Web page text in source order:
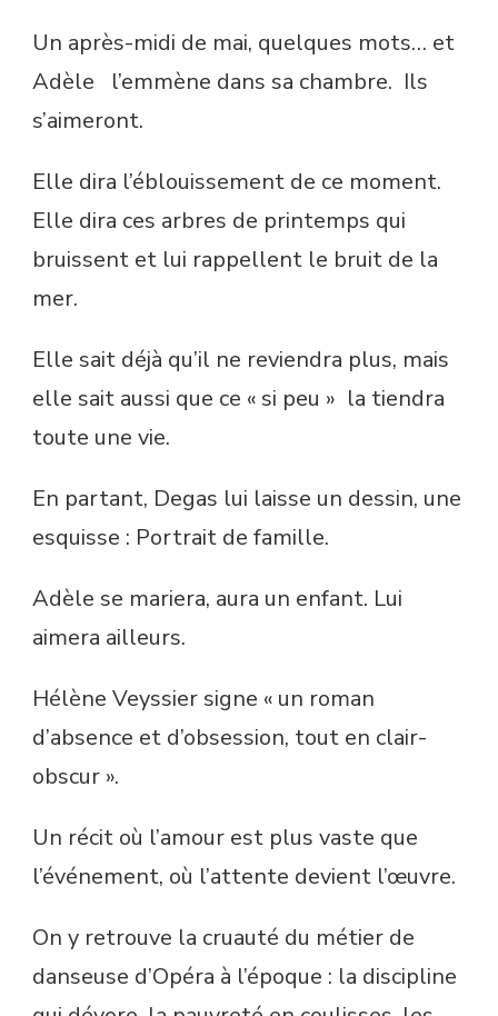
Un après-midi de mai, quelques mots… et
Adèle l’emmène dans sa chambre. Ils
s’aimeront.
Elle dira l’éblouissement de ce moment.
Elle dira ces arbres de printemps qui
bruissent et lui rappellent le bruit de la
mer.
Elle sait déjà qu’il ne reviendra plus, mais
elle sait aussi que ce « si peu » la tiendra
toute une vie.
En partant, Degas lui laisse un dessin, une
esquisse : Portrait de famille.
Adèle se mariera, aura un enfant. Lui
aimera ailleurs.
Hélène Veyssier signe « un roman
d’absence et d’obsession, tout en clair-
obscur ».
Un récit où l’amour est plus vaste que
l’événement, où l’attente devient l’œuvre.
On y retrouve la cruauté du métier de
danseuse d’Opéra à l’époque : la discipline